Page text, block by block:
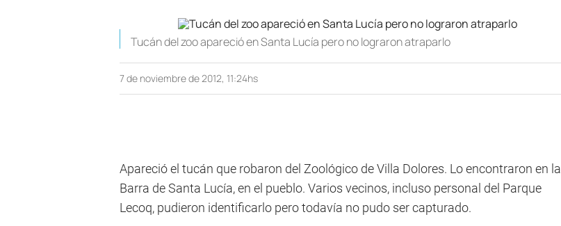
Tucán del zoo apareció en Santa Lucía pero no lograron atraparlo
7 de noviembre de 2012, 11:24hs
Apareció el tucán que robaron del Zoológico de Villa Dolores. Lo encontraron en la
Barra de Santa Lucía, en el pueblo. Varios vecinos, incluso personal del Parque
Lecoq, pudieron identificarlo pero todavía no pudo ser capturado.